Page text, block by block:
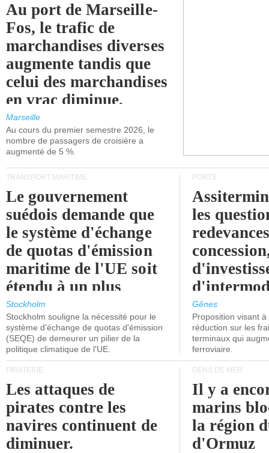
Au port de Marseille-
Fos, le trafic de
marchandises diverses
augmente tandis que
celui des marchandises
en vrac diminue.
Marseille
Au cours du premier semestre 2026, le
nombre de passagers de croisière a
augmenté de 5 %.
TRANSPORT MARITIME
Le gouvernement
suédois demande que
le système d'échange
de quotas d'émission
maritime de l'UE soit
étendu à un plus
grand nombre de
navires.
Stockholm
Stockholm souligne la nécessité pour le
système d'échange de quotas d'émission
(SEQE) de demeurer un pilier de la
politique climatique de l'UE.
PORTS
les
l'attention
politiciens.
Gênes
Proposition visant
réduction sur les
terminaux qui
ferroviaire.
PIRATERIE
Les attaques de
pirates contre les
navires continuent de
diminuer.
GENS DE MER
Il y a
marins
la région
d'Ormuz